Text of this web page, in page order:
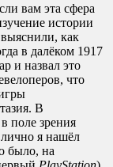
вам эта сфера
истории
как
в далёком 1917
и назвал это
что
В
поле зрения
я нашёл
было, на